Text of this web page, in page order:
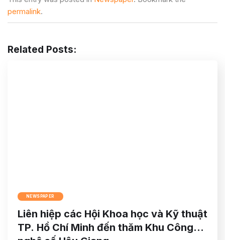
permalink.
Related Posts:
NEWSPAPER
Liên hiệp các Hội Khoa học và Kỹ thuật
TP. Hồ Chí Minh đến thăm Khu Công